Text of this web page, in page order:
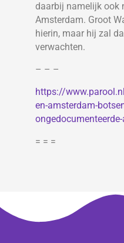
daarbij namelijk ook
Amsterdam. Groot
hierin, maar hij zal
verwachten.
– – –
https://
en-amsterdam-
= = =